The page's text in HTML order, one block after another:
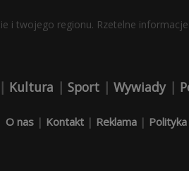
i twojego regionu. Rzetelne
| Kultura | Sport | Wywiady|
O nas | Kontakt | Reklama |